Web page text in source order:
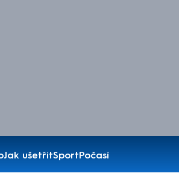
Jak ušetřitSportPočasí